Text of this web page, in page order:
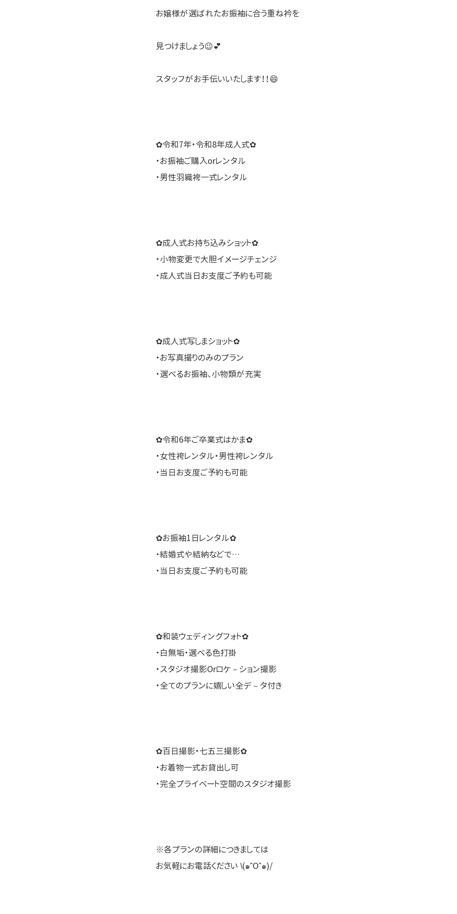
お嬢様が選ばれたお振袖に合う重ね衿を
見つけましょう😉💕
スタッフがお手伝いいたします！！😄
✿令和7年・令和8年成人式✿
・お振袖ご購入orレンタル
・男性羽織袴一式レンタル
✿成人式お持ち込みショット✿
・小物変更で大胆イメージチェンジ
・成人式当日お支度ご予約も可能
✿成人式写しまショット✿
・お写真撮りのみのプラン
・選べるお振袖、小物類が充実
✿令和6年ご卒業式はかま✿
・女性袴レンタル・男性袴レンタル
・当日お支度ご予約も可能
✿お振袖1日レンタル✿
・結婚式や結納などで…
・当日お支度ご予約も可能
✿和装ウェディングフォト✿
・白無垢・選べる色打掛
・スタジオ撮影Orロケ－ション撮影
・全てのプランに嬉しい全デ－タ付き
✿百日撮影・七五三撮影✿
・お着物一式お貸出し可
・完全プライベート空間のスタジオ撮影
※各プランの詳細につきましては
お気軽にお電話ください \(๑ˆOˆ๑)/